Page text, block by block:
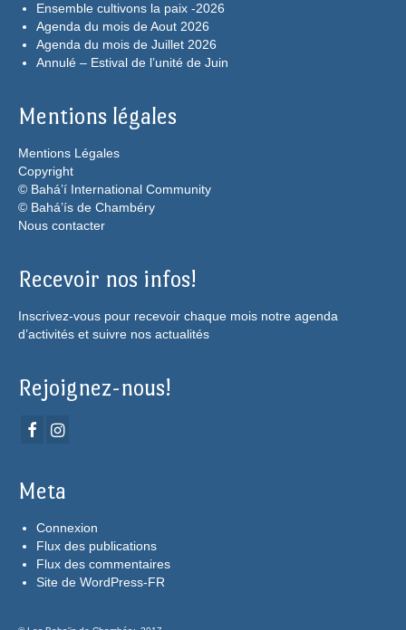
Ensemble cultivons la paix -2026
Agenda du mois de Aout 2026
Agenda du mois de Juillet 2026
Annulé – Estival de l’unité de Juin
Mentions légales
Mentions Légales
Copyright
© Bahá’í International Community
© Bahá’ís de Chambéry
Nous contacter
Recevoir nos infos!
Inscrivez-vous pour recevoir chaque mois notre agenda
d’activités et suivre nos actualités
Rejoignez-nous!
Meta
Connexion
Flux des publications
Flux des commentaires
Site de WordPress-FR